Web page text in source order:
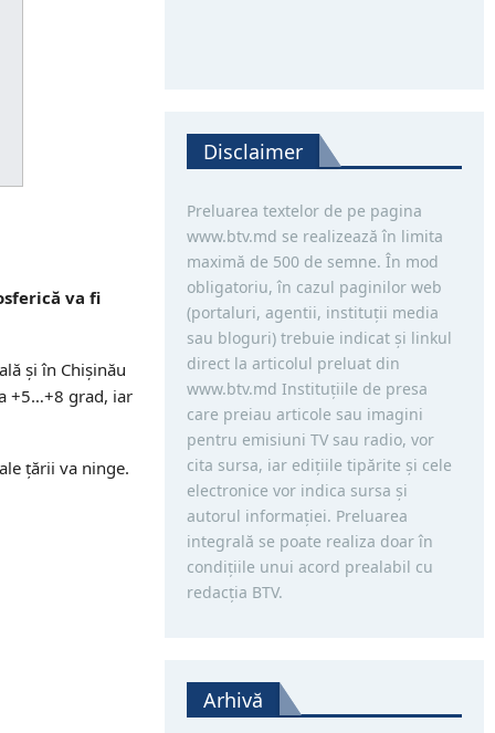
va fi
și în Chișinău
+5…+8 grad, iar
țării va ninge.
Disclaimer
Preluarea textelor de pe pagina
www.btv.md se realizează în limita
maximă de 500 de semne. În mod
obligatoriu, în cazul paginilor web
(portaluri, agentii, instituţii media
sau bloguri) trebuie indicat şi linkul
direct la articolul preluat din
www.btv.md Instituţiile de presa
care preiau articole sau imagini
pentru emisiuni TV sau radio, vor
cita sursa, iar ediţiile tipărite și cele
electronice vor indica sursa şi
autorul informaţiei. Preluarea
integrală se poate realiza doar în
condiţiile unui acord prealabil cu
redacţia BTV.
Arhivă